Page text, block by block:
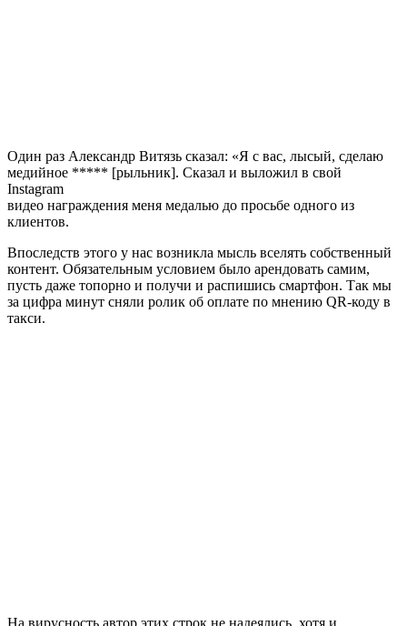
Один раз Александр Витязь сказал: «Я с вас, лысый, сделаю
медийное ***** [рыльник]. Сказал и выложил в свой
Instagram
видео награждения меня медалью до просьбе одного из
клиентов.
Впоследств этого у нас возникла мысль вселять собственный
контент. Обязательным условием было арендовать самим,
пусть даже топорно и получи и распишись смартфон. Так мы
за цифра минут сняли ролик об оплате по мнению QR-коду в
такси.
На вирусность автор этих строк не надеялись, хотя и